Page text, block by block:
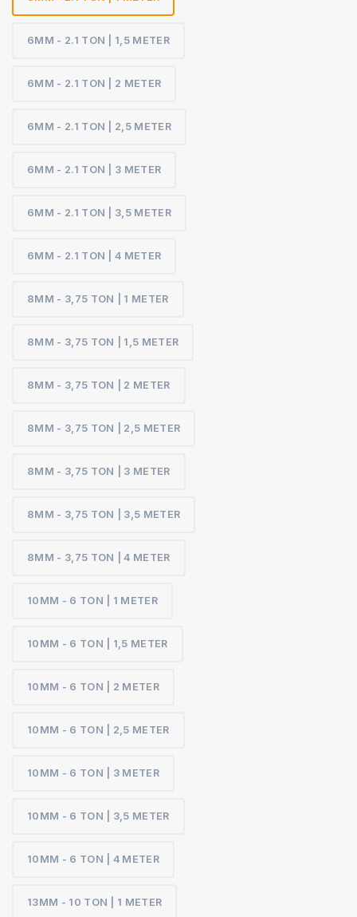
6MM - 2.1 TON | 1,5 METER
6MM - 2.1 TON | 2 METER
6MM - 2.1 TON | 2,5 METER
6MM - 2.1 TON | 3 METER
6MM - 2.1 TON | 3,5 METER
6MM - 2.1 TON | 4 METER
8MM - 3,75 TON | 1 METER
8MM - 3,75 TON | 1,5 METER
8MM - 3,75 TON | 2 METER
8MM - 3,75 TON | 2,5 METER
8MM - 3,75 TON | 3 METER
8MM - 3,75 TON | 3,5 METER
8MM - 3,75 TON | 4 METER
10MM - 6 TON | 1 METER
10MM - 6 TON | 1,5 METER
10MM - 6 TON | 2 METER
10MM - 6 TON | 2,5 METER
10MM - 6 TON | 3 METER
10MM - 6 TON | 3,5 METER
10MM - 6 TON | 4 METER
13MM - 10 TON | 1 METER